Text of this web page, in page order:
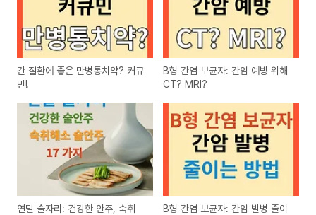
간 질환에 좋은 만병통치약? 커큐
민!
B형 간염 보균자: 간암 예방 위해
CT? MRI?
연말 술자리: 건강한 안주, 숙취
B형 간염 보균자: 간암 발병 줄이